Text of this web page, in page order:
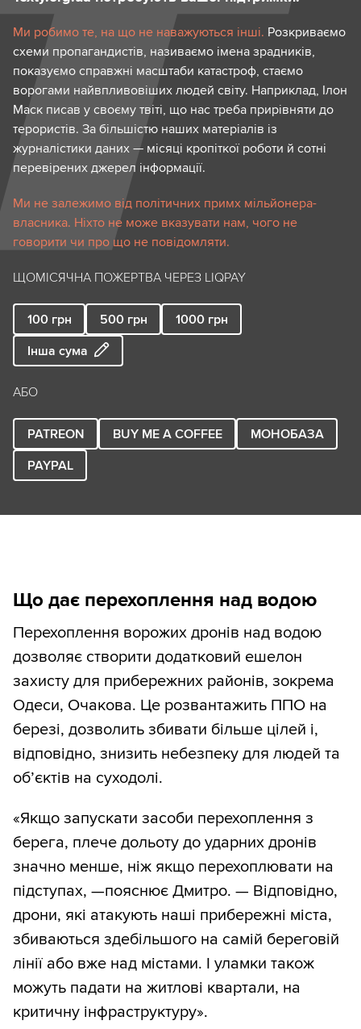
Ми робимо те, на що не наважуються інші. Розкриваємо
схеми пропагандистів, називаємо імена зрадників,
показуємо справжні масштаби катастроф, стаємо
ворогами найвпливовіших людей світу. Наприклад, Ілон
Маск писав у своєму твіті, що нас треба прирівняти до
терористів. За більшістю наших матеріалів із
журналістики даних — місяці кропіткої роботи й сотні
перевірених джерел інформації.
Ми не залежимо від політичних примх мільйонера-
власника. Ніхто не може вказувати нам, чого не
говорити чи про що не повідомляти.
ЩОМІСЯЧНА ПОЖЕРТВА ЧЕРЕЗ LIQPAY
100 грн 500 грн 1000 грн
Інша сума
АБО
PATREON BUY ME A COFFEE
МОНОБАЗА
PAYPAL
Що дає перехоплення над водою
Перехоплення ворожих дронів над водою
дозволяє створити додатковий ешелон
захисту для прибережних районів, зокрема
Одеси, Очакова. Це розвантажить ППО на
березі, дозволить збивати більше цілей і,
відповідно, знизить небезпеку для людей та
об’єктів на суходолі.
«Якщо запускати засоби перехоплення з
берега, плече дольоту до ударних дронів
значно менше, ніж якщо перехоплювати на
підступах, —пояснює Дмитро. — Відповідно,
дрони, які атакують наші прибережні міста,
збиваються здебільшого на самій береговій
лінії або вже над містами. І уламки також
можуть падати на житлові квартали, на
критичну інфраструктуру».